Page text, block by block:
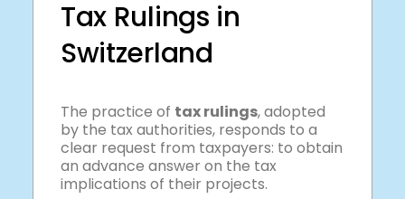
Tax Rulings in
Switzerland
The practice of tax rulings, adopted
by the tax authorities, responds to a
clear request from taxpayers: to obtain
an advance answer on the tax
implications of their projects.